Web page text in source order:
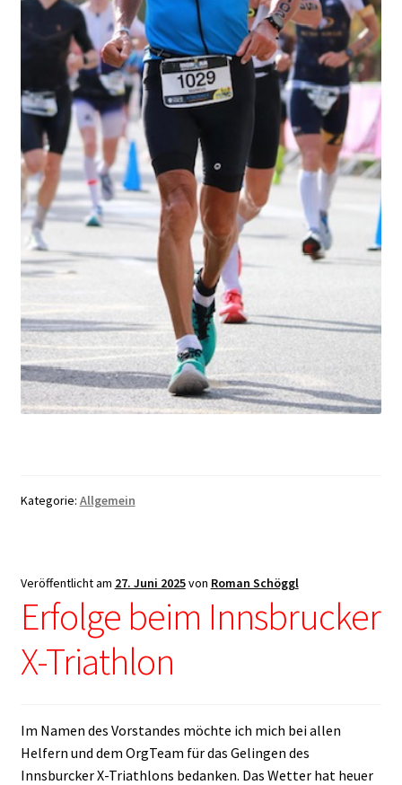
Kategorie: Allgemein
Veröffentlicht am 27. Juni 2025von Roman Schöggl
Erfolge beim Innsbrucker
X-Triathlon
Im Namen des Vorstandes möchte ich mich bei allen
Helfern und dem OrgTeam für das Gelingen des
Innsburcker X-Triathlons bedanken. Das Wetter hat heuer